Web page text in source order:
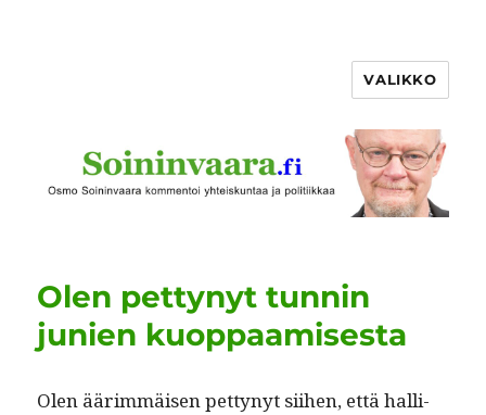
VALIKKO
Olen pettynyt tunnin
junien kuoppaamisesta
Olen äärim­mäisen pet­tynyt siihen, että hal­li­